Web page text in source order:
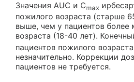
Значения AUC и Сmax
пожилого возраста (старше
выше, чем у пациентов более
возраста (18-40 лет).
пациентов пожилого
незначительно. Коррекции
пациентов не требуется.